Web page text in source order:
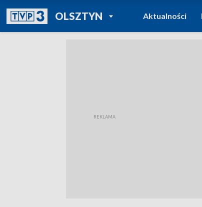
OLSZTYNPOWRÓT DO
TVP REGIONY
Aktualności